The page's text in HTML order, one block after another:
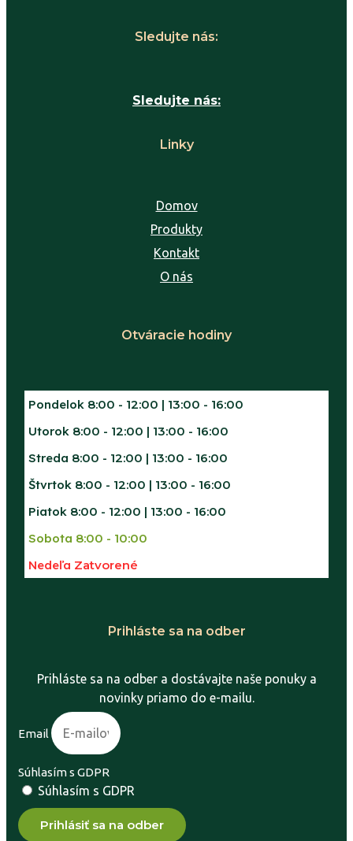
Sledujte nás:
Sledujte nás:
Linky
Domov
Produkty
Kontakt
O nás
Otváracie hodiny
Pondelok 8:00 - 12:00 | 13:00 - 16:00
Utorok 8:00 - 12:00 | 13:00 - 16:00
Streda 8:00 - 12:00 | 13:00 - 16:00
Štvrtok 8:00 - 12:00 | 13:00 - 16:00
Piatok 8:00 - 12:00 | 13:00 - 16:00
Sobota 8:00 - 10:00
Nedeľa Zatvorené
Prihláste sa na odber
Prihláste sa na odber a dostávajte naše ponuky a
novinky priamo do e-mailu.
Email
Súhlasím s GDPR
Súhlasím s GDPR
Prihlásiť sa na odber